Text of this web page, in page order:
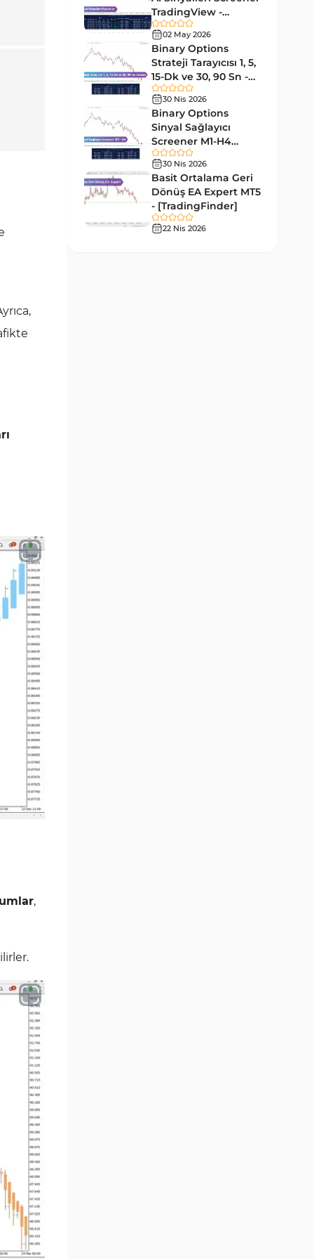
,
Forward MT5 Göstergeleri
Elliott Dalga Teorisi MT5
Göstergeleri
Bantlar ve Kanallar MT5
Göstergeleri
54
MT5 için Hareketli Ortalama
Göstergeleri
Yeniden Çizilmeyen MT5
Giriş ve Çıkış MT5 Göstergeleri 44
Hacim MT5 Göstergeleri
TradingView -
[TradingFinder]
Ücretsiz
02 May 2026
Binary Options
Strateji Tarayıcısı 1, 5,
15-Dk ve 30, 90 Sn -
[TradingFinder]
30 Nis 2026
Binary Options
Sinyal Sağlayıcı
Screener M1-H4
TradingView -
[TradingFinder]
30 Nis 2026
Basit Ortalama Geri
Dönüş EA Expert MT5
- [TradingFinder]
22 Nis 2026